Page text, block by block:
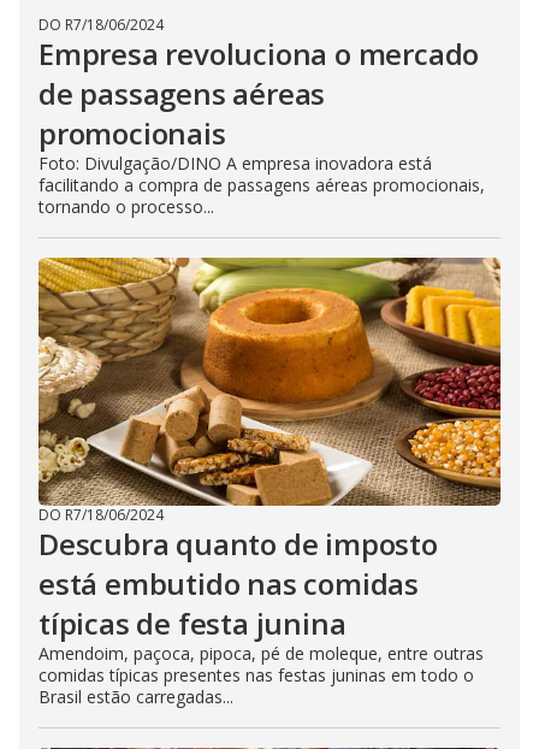
DO R7/18/06/2024
Empresa revoluciona o mercado
de passagens aéreas
promocionais
Foto: Divulgação/DINO A empresa inovadora está
facilitando a compra de passagens aéreas promocionais,
tornando o processo...
DO R7/18/06/2024
Descubra quanto de imposto
está embutido nas comidas
típicas de festa junina
Amendoim, paçoca, pipoca, pé de moleque, entre outras
comidas típicas presentes nas festas juninas em todo o
Brasil estão carregadas...